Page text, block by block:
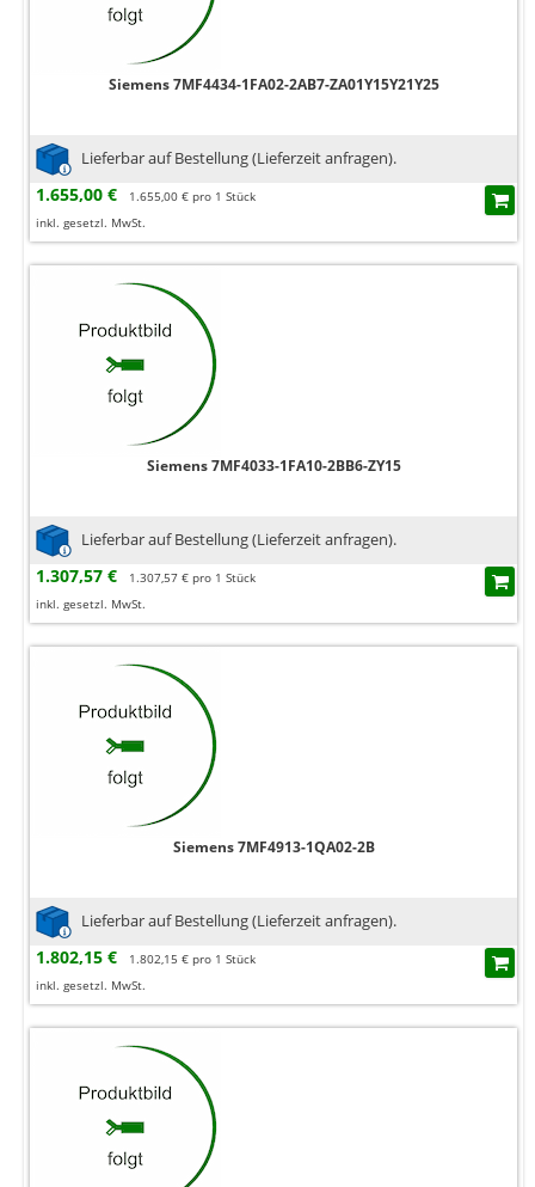
Siemens 7MF4434-1FA02-2AB7-ZA01Y15Y21Y25
Lieferbar auf Bestellung (Lieferzeit anfragen).
1.655,00 €
1.655,00 € pro 1 Stück
inkl. gesetzl. MwSt.
Siemens 7MF4033-1FA10-2BB6-ZY15
Lieferbar auf Bestellung (Lieferzeit anfragen).
1.307,57 €
1.307,57 € pro 1 Stück
inkl. gesetzl. MwSt.
Siemens 7MF4913-1QA02-2B
Lieferbar auf Bestellung (Lieferzeit anfragen).
1.802,15 €
1.802,15 € pro 1 Stück
inkl. gesetzl. MwSt.